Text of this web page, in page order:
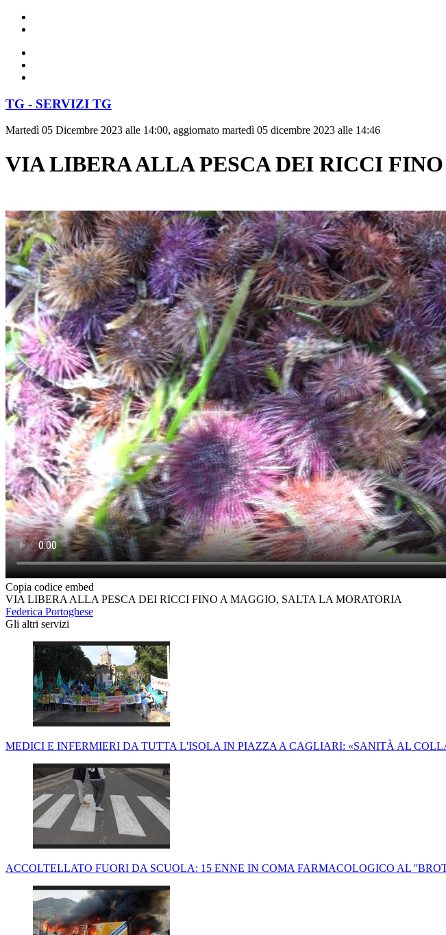
TG - SERVIZI TG
Martedì 05 Dicembre 2023 alle 14:00, aggiornato martedì 05 dicembre 2023 alle 14:46
VIA LIBERA ALLA PESCA DEI RICCI
Copia codice embed
VIA LIBERA ALLA PESCA DEI RICCI FINO A MAGGIO, SALTA LA MORATORIA
Federica Portoghese
Gli altri servizi
MEDICI E INFERMIERI DA TUTTA L'ISOLA IN PIAZZA A CAGLIARI: «SANITÀ AL
ACCOLTELLATO FUORI DA SCUOLA: 15 ENNE IN COMA FARMACOLOGICO AL